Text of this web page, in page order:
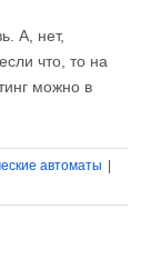
А, нет,
что, то на
можно в
автоматы